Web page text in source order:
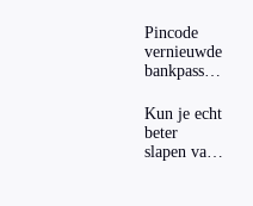
regels in
Nederland
en het
buitenland
Pincode
vernieuwde
bankpassen
ING-app:
is dat wel
veilig?
Kun je echt
beter
slapen van